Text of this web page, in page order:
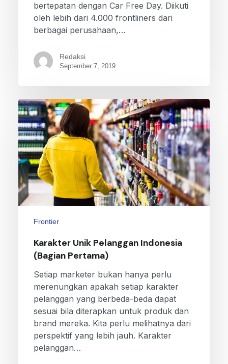
bertepatan dengan Car Free Day. Diikuti
oleh lebih dari 4.000 frontliners dari
berbagai perusahaan,…
Redaksi
September 7, 2019
Frontier
Karakter Unik Pelanggan Indonesia
(Bagian Pertama)
Setiap marketer bukan hanya perlu
merenungkan apakah setiap karakter
pelanggan yang berbeda-beda dapat
sesuai bila diterapkan untuk produk dan
brand mereka. Kita perlu melihatnya dari
perspektif yang lebih jauh. Karakter
pelanggan…